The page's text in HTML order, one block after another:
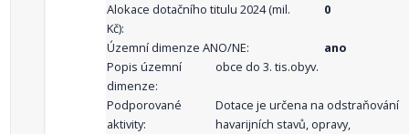
Alokace dotačního titulu 2024 (mil.
Kč):
0
Územní dimenze ANO/NE:
ano
Popis územní
dimenze:
obce do 3. tis.obyv.
Podporované
aktivity:
Dotace je určena na odstraňování
havarijních stavů, opravy,